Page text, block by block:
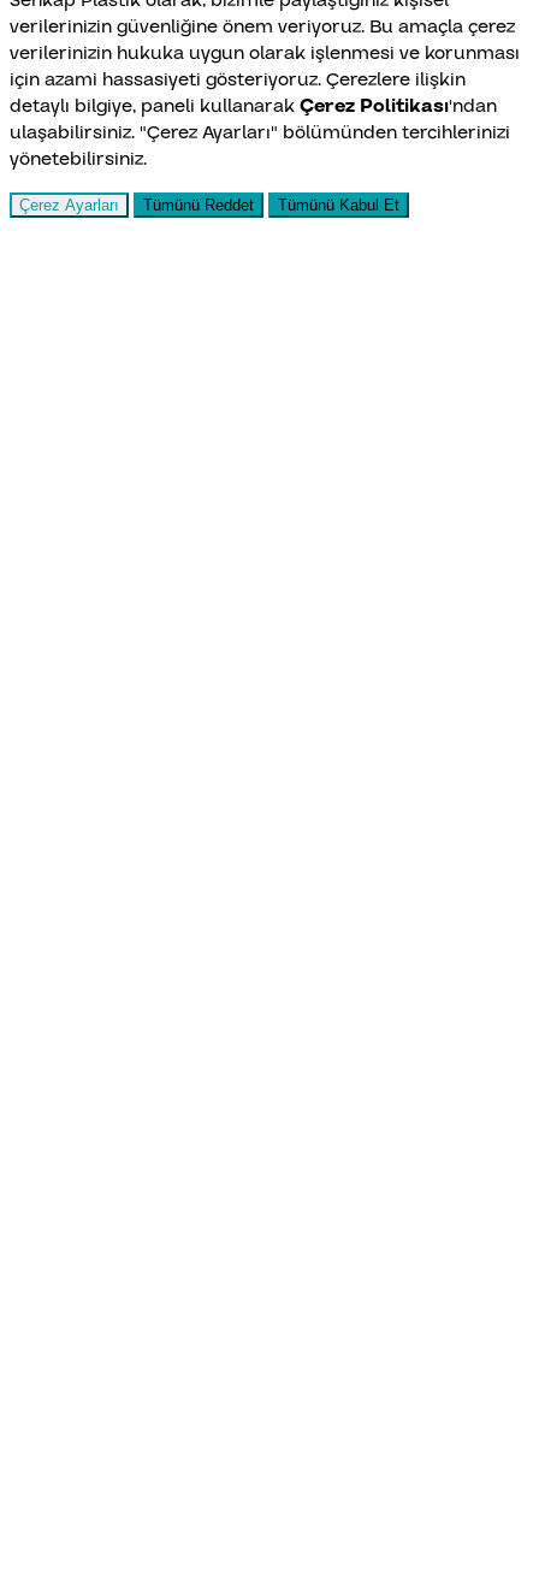
verilerinizin güvenliğine önem veriyoruz. Bu amaçla çerez
verilerinizin hukuka uygun olarak işlenmesi ve korunması
için azami hassasiyeti gösteriyoruz. Çerezlere ilişkin
detaylı bilgiye, paneli kullanarakÇerez Politikası'ndan
ulaşabilirsiniz. "Çerez Ayarları" bölümünden tercihlerinizi
yönetebilirsiniz.
Çerez Ayarları Tümünü Reddet Tümünü Kabul Et